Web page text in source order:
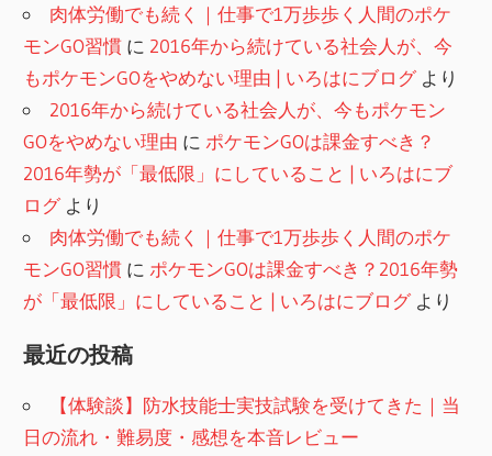
肉体労働でも続く｜仕事で1万歩歩く人間のポケ
モンGO習慣 に 2016年から続けている社会人が、今
もポケモンGOをやめない理由 | いろはにブログより
2016年から続けている社会人が、今もポケモン
GOをやめない理由 に ポケモンGOは課金すべき？
2016年勢が「最低限」にしていること | いろはにブ
ログより
肉体労働でも続く｜仕事で1万歩歩く人間のポケ
モンGO習慣 に ポケモンGOは課金すべき？2016年勢
が「最低限」にしていること | いろはにブログより
最近の投稿
【体験談】防水技能士実技試験を受けてきた｜当
日の流れ・難易度・感想を本音レビュー